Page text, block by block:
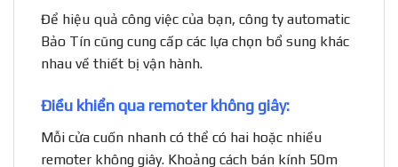
Để hiệu quả công việc của bạn, công ty automatic
Bảo Tín cũng cung cấp các lựa chọn bổ sung khác
nhau về thiết bị vận hành.
Điều khiển qua remoter không giây:
Mỗi cửa cuốn nhanh có thể có hai hoặc nhiều
remoter không giây. Khoảng cách bán kính 50m